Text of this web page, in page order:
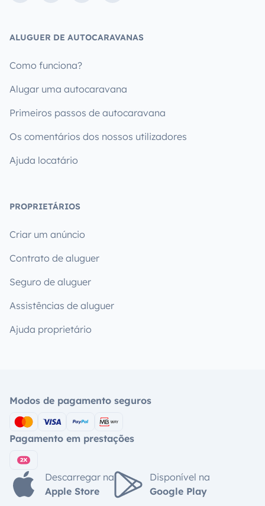
ALUGUER DE AUTOCARAVANAS
Como funciona?
Alugar uma autocaravana
Primeiros passos de autocaravana
Os comentários dos nossos utilizadores
Ajuda locatário
PROPRIETÁRIOS
Criar um anúncio
Contrato de aluguer
Seguro de aluguer
Assistências de aluguer
Ajuda proprietário
Modos de pagamento seguros
Pagamento em prestações
Descarregar na
Apple Store
Disponível na
Google Play